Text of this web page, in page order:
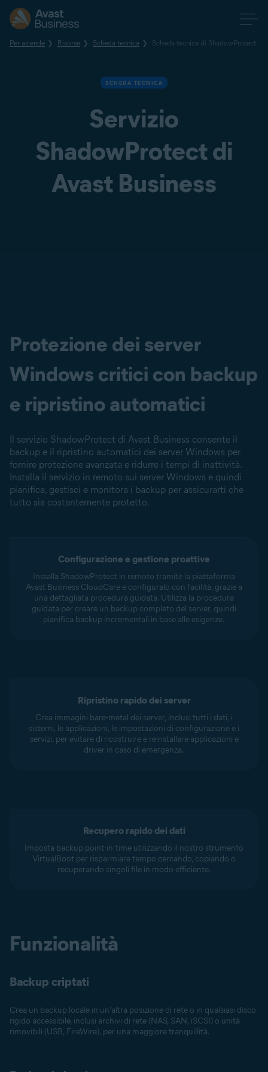
Per aziende Risorse Scheda tecnica Scheda tecnica di ShadowProtect
SCHEDA TECNICA
Servizio
ShadowProtect di
Avast Business
Protezione dei server
Windows critici con backup
e ripristino automatici
Il servizio ShadowProtect di Avast Business consente il
backup e il ripristino automatici dei server Windows per
fornire protezione avanzata e ridurre i tempi di inattività.
Installa il servizio in remoto sui server Windows e quindi
pianifica, gestisci e monitora i backup per assicurarti che
tutto sia costantemente protetto.
Configurazione e gestione proattive
Installa ShadowProtect in remoto tramite la piattaforma
Avast Business CloudCare e configuralo con facilità, grazie a
una dettagliata procedura guidata. Utilizza la procedura
guidata per creare un backup completo del server, quindi
pianifica backup incrementali in base alle esigenze.
Ripristino rapido dei server
Crea immagini bare-metal dei server, inclusi tutti i dati, i
sistemi, le applicazioni, le impostazioni di configurazione e i
servizi, per evitare di ricostruire e reinstallare applicazioni e
driver in caso di emergenza.
Recupero rapido dei dati
Imposta backup point-in-time utilizzando il nostro strumento
VirtualBoot per risparmiare tempo cercando, copiando o
recuperando singoli file in modo efficiente.
Funzionalità
Backup criptati
Crea un backup locale in un'altra posizione di rete o in qualsiasi disco
rigido accessibile, inclusi archivi di rete (NAS, SAN, iSCSI) o unità
rimovibili (USB, FireWire), per una maggiore tranquillità.